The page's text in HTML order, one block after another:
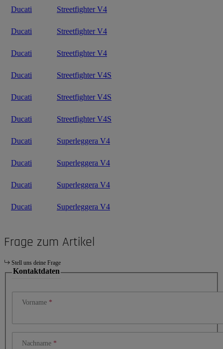
Ducati Streetfighter V4
Ducati Streetfighter V4
Ducati Streetfighter V4
Ducati Streetfighter V4S
Ducati Streetfighter V4S
Ducati Streetfighter V4S
Ducati Superleggera V4
Ducati Superleggera V4
Ducati Superleggera V4
Ducati Superleggera V4
Frage zum Artikel
Stell uns deine Frage
Kontaktdaten
Vorname
Nachname